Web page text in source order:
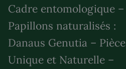
Cadre entomologique –
Papillons naturalisés :
Danaus Genutia – Pièce
Unique et Naturelle –